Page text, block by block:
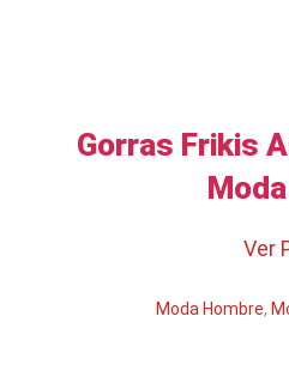
Gorras Frikis
Ver
Moda Hombre,